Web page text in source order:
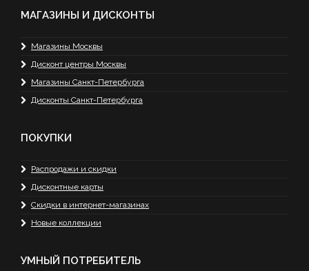
МАГАЗИНЫ И ДИСКОНТЫ
Магазины Москвы
Дисконт центры Москвы
Магазины Санкт-Петербурга
Дисконты Санкт-Петербурга
ПОКУПКИ
Распродажи и скидки
Дисконтные карты
Скидки в интернет-магазинах
Новые коллекции
УМНЫЙ ПОТРЕБИТЕЛЬ